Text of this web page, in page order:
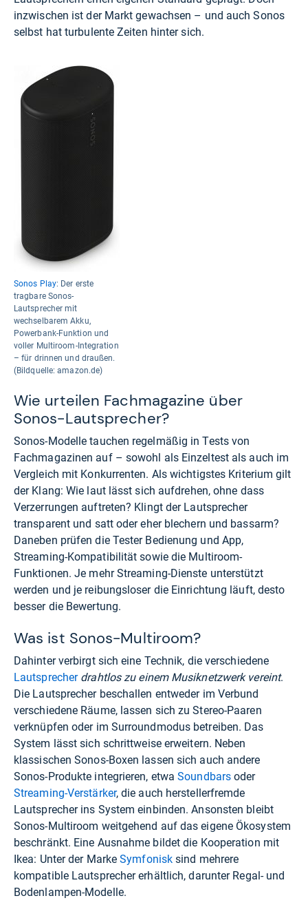
inzwischen ist der Markt gewachsen – und auch Sonos
selbst hat turbulente Zeiten hinter sich.
Sonos Play: Der erste
tragbare Sonos-
Lautsprecher mit
wechselbarem Akku,
Powerbank-Funktion und
voller Multiroom-Integration
– für drinnen und draußen.
(Bildquelle: amazon.de)
Wie urteilen Fachmagazine über
Sonos-Lautsprecher?
Sonos-Modelle tauchen regelmäßig in Tests von
Fachmagazinen auf – sowohl als Einzeltest als auch im
Vergleich mit Konkurrenten. Als wichtigstes Kriterium gilt
der Klang: Wie laut lässt sich aufdrehen, ohne dass
Verzerrungen auftreten? Klingt der Lautsprecher
transparent und satt oder eher blechern und bassarm?
Daneben prüfen die Tester Bedienung und App,
Streaming-Kompatibilität sowie die Multiroom-
Funktionen. Je mehr Streaming-Dienste unterstützt
werden und je reibungsloser die Einrichtung läuft, desto
besser die Bewertung.
Was ist Sonos-Multiroom?
Dahinter verbirgt sich eine Technik, die verschiedene
Lautsprecher drahtlos zu einem Musiknetzwerk vereint.
Die Lautsprecher beschallen entweder im Verbund
verschiedene Räume, lassen sich zu Stereo-Paaren
verknüpfen oder im Surroundmodus betreiben. Das
System lässt sich schrittweise erweitern. Neben
klassischen Sonos-Boxen lassen sich auch andere
Sonos-Produkte integrieren, etwaSoundbars oder
Streaming-Verstärker, die auch herstellerfremde
Lautsprecher ins System einbinden. Ansonsten bleibt
Sonos-Multiroom weitgehend auf das eigene Ökosystem
beschränkt. Eine Ausnahme bildet die Kooperation mit
Ikea: Unter der MarkeSymfonisk sind mehrere
kompatible Lautsprecher erhältlich, darunter Regal- und
Bodenlampen-Modelle.